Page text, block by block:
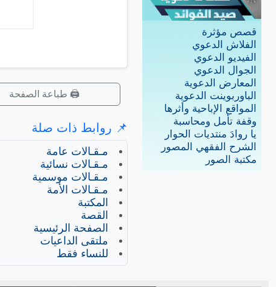
قصص مؤثرة
الفلاش الدعوي
الفيديو الدعوي
الجوال الدعوي
المعارض الدعوية
الباوربوينت الدعوية
المواقع الإباحية وأثرها
وقفة تأمل ومحاسبة
يا روادَ منتديات الحوار
الشرح الفقهي المصور
مكتبة الصور
🖨️ طباعة الصفحة
📌 روابط ذات صلة
مـقـالات عامة
مـقـالات نسائية
مـقـالات موسمية
مـقـالات الأمة
المكتبة
القصة
الصفحة الرئيسية
ملتقى الداعيات
للنساء فقط